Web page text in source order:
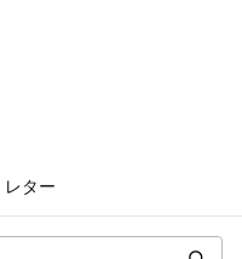
レター